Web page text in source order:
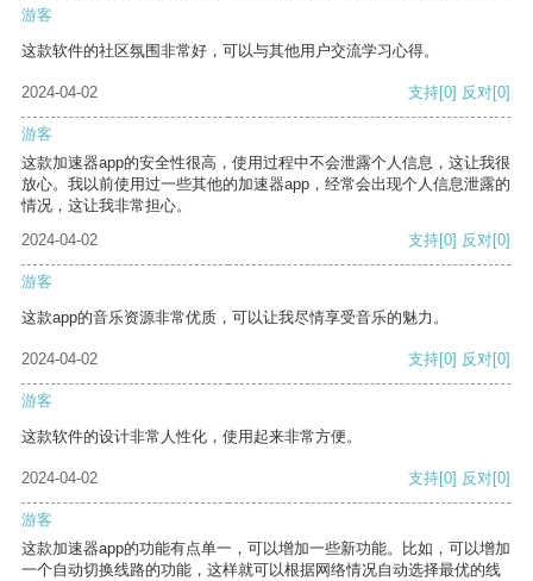
游客
这款软件的社区氛围非常好，可以与其他用户交流学习心得。
2024-04-02 支持[0] 反对[0]
游客
这款加速器app的安全性很高，使用过程中不会泄露个人信息，这让我很
放心。我以前使用过一些其他的加速器app，经常会出现个人信息泄露的
情况，这让我非常担心。
2024-04-02
支持[0] 反对[0]
游客
这款app的音乐资源非常优质，可以让我尽情享受音乐的魅力。
2024-04-02 支持[0] 反对[0]
游客
这款软件的设计非常人性化，使用起来非常方便。
2024-04-02 支持[0] 反对[0]
游客
这款加速器app的功能有点单一，可以增加一些新功能。比如，可以增加
一个自动切换线路的功能，这样就可以根据网络情况自动选择最优的线